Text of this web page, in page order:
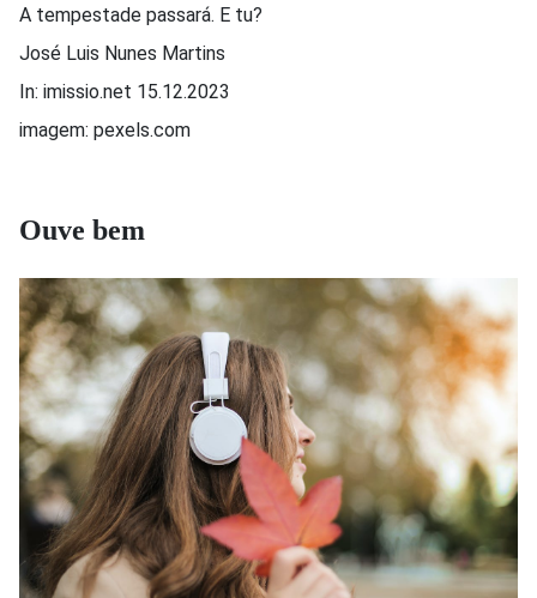
A tempestade passará. E tu?
José Luis Nunes Martins
In: imissio.net 15.12.2023
imagem: pexels.com
Ouve bem